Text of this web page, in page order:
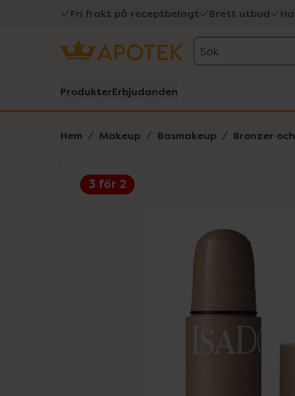
Fri frakt på receptbelagt Brett utbud
Sök
ProdukterErbjudanden
Hem Makeup Basmakeup Bronzer
3 för 2